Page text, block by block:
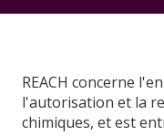
REACH concerne
l'autorisation et la
chimiques, et est